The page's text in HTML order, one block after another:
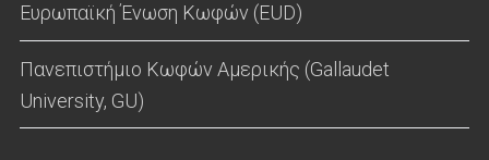
Ευρωπαϊκή Ένωση Κωφών (EUD)
Πανεπιστήμιο Κωφών Αμερικής (Gallaudet
University, GU)